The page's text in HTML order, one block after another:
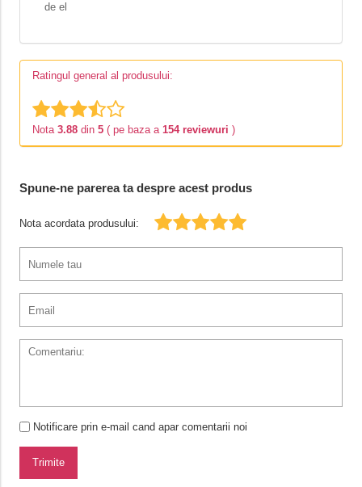
de el
Ratingul general al produsului:
Nota 3.88din 5( pe baza a 154 reviewuri )
Spune-ne parerea ta despre acest produs
Nota acordata produsului:
Notificare prin e-mail cand apar comentarii noi
Trimite